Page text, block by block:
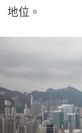
地位。